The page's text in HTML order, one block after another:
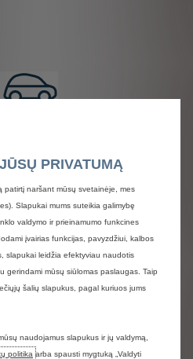
PRIVATUMĄ
patirtį naršant mūsų svetainėje, mes
Slapukai mums suteikia galimybę
valdymo ir prieinamumo funkcines
įvairias funkcijas, pavyzdžiui, kalbos
slapukai leidžia efektyviau naudotis
gerindami mūsų siūlomas paslaugas. Taip
šalių slapukus, pagal kuriuos jums
naudojamus slapukus ir jų valdymą,
politika arba spausti mygtuką „Valdyti